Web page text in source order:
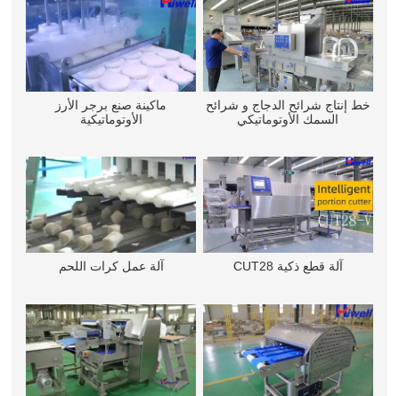
خط إنتاج شرائح الدجاج و شرائح
السمك الأوتوماتيكي
ماكينة صنع برجر الأرز
الأوتوماتيكية
آلة قطع ذكية CUT28 آلة عمل كرات اللحم